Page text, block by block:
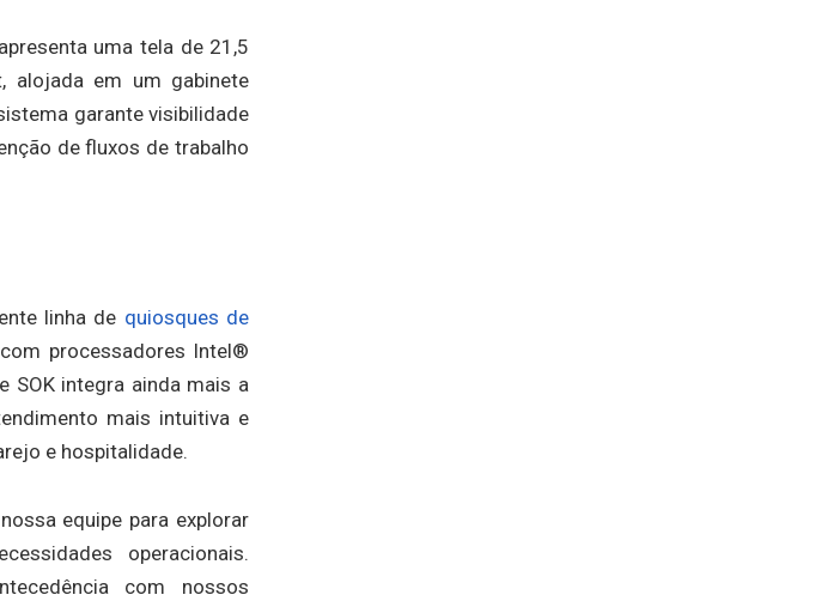
apresenta uma tela de 21,5
alojada em um gabinete
garante visibilidade
de fluxos de trabalho
linha de quiosques de
processadores Intel®
SOK integra ainda mais a
mais intuitiva e
e hospitalidade.
equipe para explorar
operacionais.
com nossos